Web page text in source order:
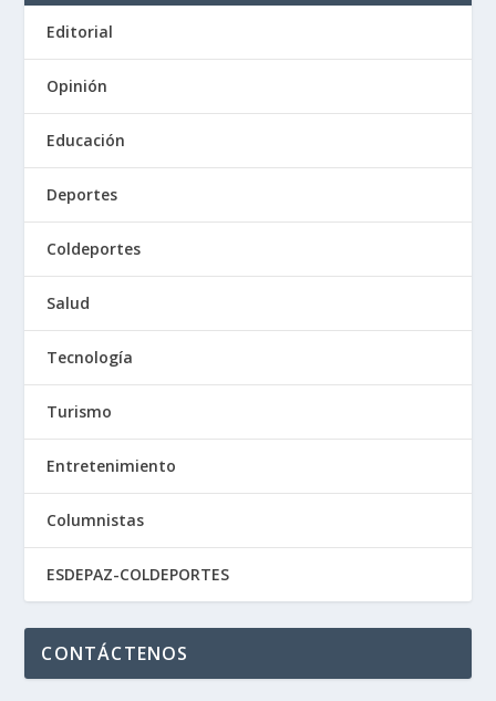
Editorial
Opinión
Educación
Deportes
Coldeportes
Salud
Tecnología
Turismo
Entretenimiento
Columnistas
ESDEPAZ-COLDEPORTES
CONTÁCTENOS